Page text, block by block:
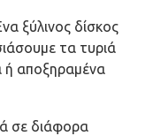
ξύλινος δίσκος
τα τυριά
αποξηραμένα
σε διάφορα